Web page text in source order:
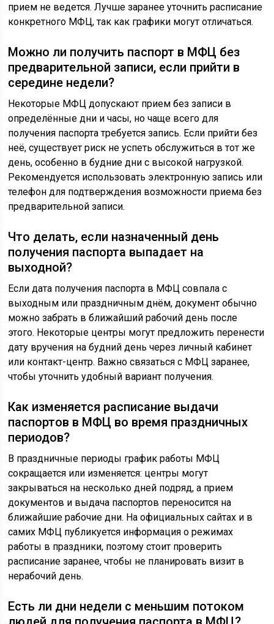
прием не ведется. Лучше заранее уточнить расписание
конкретного МФЦ, так как графики могут отличаться.
Можно ли получить паспорт в МФЦ без
предварительной записи, если прийти в
середине недели?
Некоторые МФЦ допускают прием без записи в
определённые дни и часы, но чаще всего для
получения паспорта требуется запись. Если прийти без
неё, существует риск не успеть обслужиться в тот же
день, особенно в будние дни с высокой нагрузкой.
Рекомендуется использовать электронную запись или
телефон для подтверждения возможности приема без
предварительной записи.
Что делать, если назначенный день
получения паспорта выпадает на
выходной?
Если дата получения паспорта в МФЦ совпала с
выходным или праздничным днём, документ обычно
можно забрать в ближайший рабочий день после
этого. Некоторые центры могут предложить перенести
дату вручения на будний день через личный кабинет
или контакт-центр. Важно связаться с МФЦ заранее,
чтобы уточнить удобный вариант получения.
Как изменяется расписание выдачи
паспортов в МФЦ во время праздничных
периодов?
В праздничные периоды график работы МФЦ
сокращается или изменяется: центры могут
закрываться на несколько дней подряд, а прием
документов и выдача паспортов переносится на
ближайшие рабочие дни. На официальных сайтах и в
самих МФЦ публикуется информация о режимах
работы в праздники, поэтому стоит проверить
расписание заранее, чтобы не планировать визит в
нерабочий день.
Есть ли дни недели с меньшим потоком